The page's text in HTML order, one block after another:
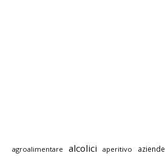
agroalimentare alcolici aperitivo aziende